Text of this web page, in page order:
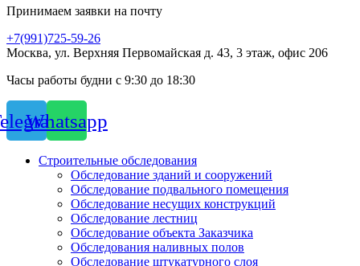
Принимаем заявки на почту
+7(991)725-59-26
Москва, ул. Верхняя Первомайская д. 43, 3 этаж, офис 206
Часы работы будни с 9:30 до 18:30
Whatsapp
Строительные обследования
Обследование зданий и сооружений
Обследование подвального помещения
Обследование несущих конструкций
Обследование лестниц
Обследование объекта Заказчика
Обследования наливных полов
Обследование штукатурного слоя